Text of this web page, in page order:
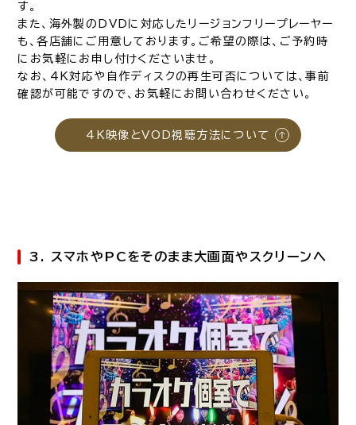
す。
また、海外製のDVDに対応したリージョンフリープレーヤー
も、各店舗にご用意しております。ご希望の際は、ご予約時
にお気軽にお申し付けくださいませ。
なお、4K対応や自作ディスクの再生可否については、事前
確認が可能ですので、お気軽にお問い合わせください。
4K映像とVOD視聴方法について
3. スマホやPCをそのまま大画面やスクリーンへ